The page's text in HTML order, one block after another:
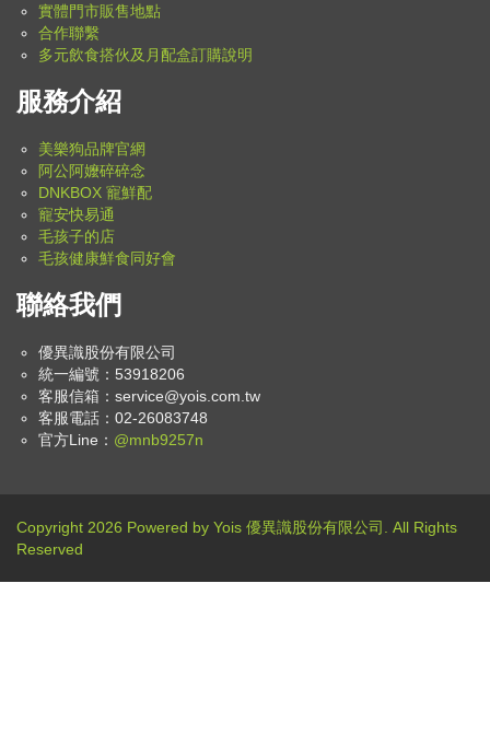
實體門市販售地點
合作聯繫
多元飲食搭伙及月配盒訂購說明
服務介紹
美樂狗品牌官網
阿公阿嬤碎碎念
DNKBOX 寵鮮配
寵安快易通
毛孩子的店
毛孩健康鮮食同好會
聯絡我們
優異識股份有限公司
統一編號：53918206
客服信箱： service@yois.com.tw
客服電話：02-26083748
官方Line： @mnb9257n
Copyright 2026 Powered by Yois 優異識股份有限公司. All Rights
Reserved